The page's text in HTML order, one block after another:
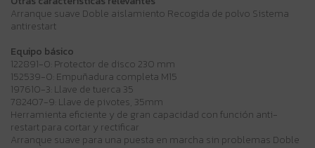
Arranque suave Doble aislamiento Recogida de polvo Sistema
antirestart
Equipo básico
122891-0: Protector de disco 230 mm
152539-0: Empuñadura completa M15
197610-3: Llave de tuerca 35
782407-9: Llave de pivotes, 35mm
Herramienta eficiente y de gran capacidad con función anti-
restart para cortar y rectificar
Arranque suave para una puesta en marcha sin problemas Doble